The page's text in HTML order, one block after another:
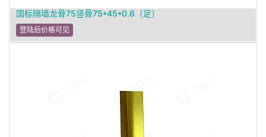
国标隔墙龙骨75竖骨75*45*0.6（足）
登陆后价格可见